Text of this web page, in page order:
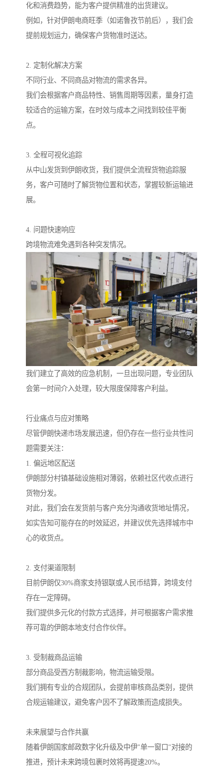
化和消费趋势，能为客户提供精准的出货建议。
例如，针对伊朗电商旺季（如诺鲁孜节前后），我们会
提前规划运力，确保客户货物准时送达。
2. 定制化解决方案
不同行业、不同商品对物流的需求各异。
我们会根据客户商品特性、销售周期等因素，量身打造
较适合的运输方案，在时效与成本之间找到较佳平衡
点。
3. 全程可视化追踪
从中山发货到伊朗收货，我们提供全流程货物追踪服
务，客户可随时了解货物位置和状态，掌握较新运输进
展。
4. 问题快速响应
跨境物流难免遇到各种突发情况。
我们建立了高效的应急机制，一旦出现问题，专业团队
会第一时间介入处理，较大限度保障客户利益。
行业痛点与应对策略
尽管伊朗快递市场发展迅速，但仍存在一些行业共性问
题需要关注：
1. 偏远地区配送
伊朗部分村镇基础设施相对薄弱，依赖社区代收点进行
货物分发。
对此，我们会在发货前与客户充分沟通收货地址情况，
如实告知可能存在的时效延迟，并建议优先选择城市中
心的收货点。
2. 支付渠道限制
目前伊朗仅30%商家支持银联或人民币结算，跨境支付
存在一定障碍。
我们提供多元化的付款方式选择，并可根据客户需求推
荐可靠的伊朗本地支付合作伙伴。
3. 受制裁商品运输
部分商品受西方制裁影响，物流运输受限。
我们拥有专业的合规团队，会提前审核商品类别，提供
合规运输建议，避免客户因不了解政策而造成损失。
未来展望与合作共赢
随着伊朗国家邮政数字化升级及中伊"单一窗口"对接的
推进，预计未来跨境包裹时效将再提速20%。